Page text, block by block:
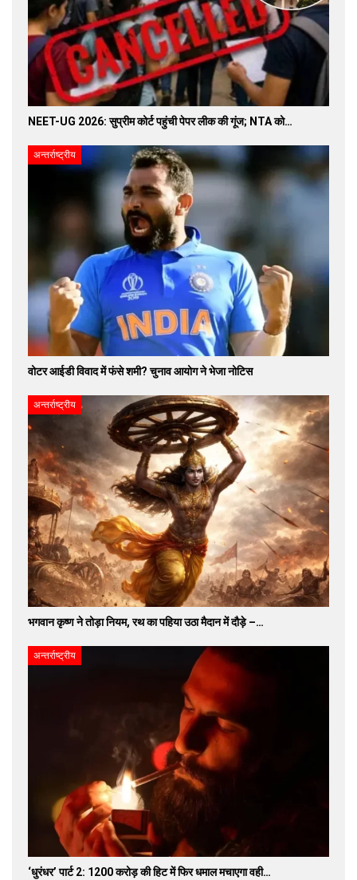
NEET-UG 2026: सुप्रीम कोर्ट पहुंची पेपर लीक की गूंज; NTA को…
अन्तर्राष्ट्रीय
वोटर आईडी विवाद में फंसे शमी? चुनाव आयोग ने भेजा नोटिस
अन्तर्राष्ट्रीय
भगवान कृष्ण ने तोड़ा नियम, रथ का पहिया उठा मैदान में दौड़े –…
अन्तर्राष्ट्रीय
‘धुरंधर’ पार्ट 2: 1200 करोड़ की हिट में फिर धमाल मचाएगा वही…